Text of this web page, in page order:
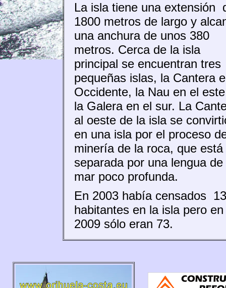
La isla tiene una extensión
1800 metros de largo y
una anchura de unos 380
metros. Cerca de la isla
principal se encuentran tres
pequeñas islas, la Cantera
Occidente, la Nau en el
la Galera en el sur. La
al oeste de la isla se
en una isla por el proceso
minería de la roca, que está
separada por una lengua de
mar poco profunda.
En 2003 había censados
habitantes en la isla pero en
2009 sólo eran 73.